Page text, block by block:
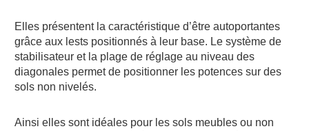
Elles présentent la caractéristique d’être autoportantes
grâce aux lests positionnés à leur base. Le système de
stabilisateur et la plage de réglage au niveau des
diagonales permet de positionner les potences sur des
sols non nivelés.
Ainsi elles sont idéales pour les sols meubles ou non